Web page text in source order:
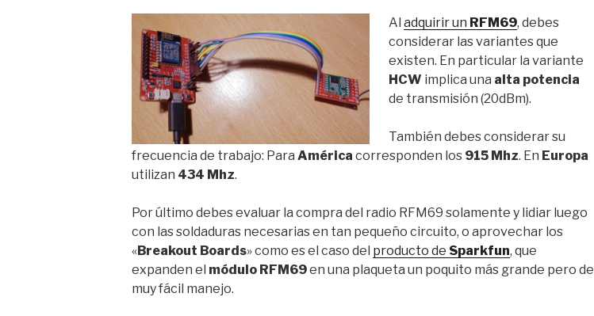
Aladquirir un RFM69, debes
considerar las variantes que
existen. En particular la variante
HCW implica una alta potencia
de transmisión (20dBm).
También debes considerar su
frecuencia de trabajo: ParaAmérica corresponden los 915 Mhz. En Europa
utilizan 434 Mhz.
Por último debes evaluar la compra del radio RFM69 solamente y lidiar luego
con las soldaduras necesarias en tan pequeño circuito, o aprovechar los
«Breakout Boards» como es el caso del producto de Sparkfun, que
expanden el módulo RFM69en una plaqueta un poquito más grande pero de
muy fácil manejo.